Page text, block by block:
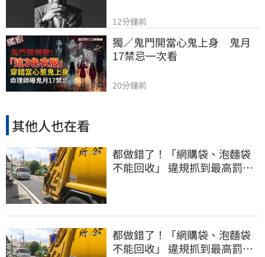
12分鐘前
獨／鬼門開當心鬼上身　鬼月
17禁忌一次看
20分鐘前
其他人也在看
都做錯了！「網購袋、泡麵袋
不能回收」 違規抓到最高罰
都做錯了！「網購袋、泡麵袋
不能回收」 違規抓到最高罰